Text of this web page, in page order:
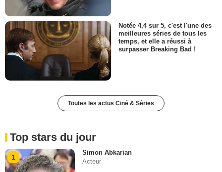
Notée 4,4 sur 5, c'est l'une des
meilleures séries de tous les
temps, et elle a réussi à
surpasser Breaking Bad !
Toutes les actus Ciné & Séries
Top stars du jour
1
Simon Abkarian
Acteur